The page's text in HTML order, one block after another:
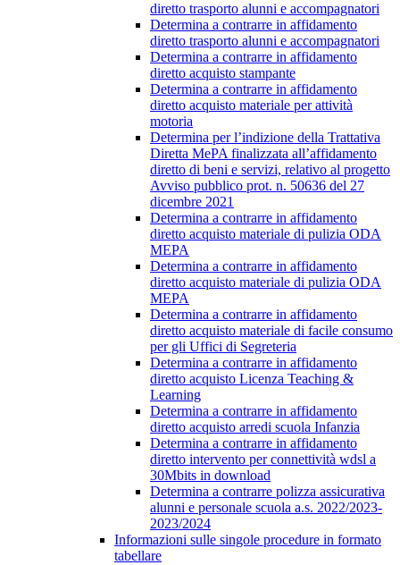
diretto trasporto alunni e accompagnatori
Determina a contrarre in affidamento
diretto trasporto alunni e accompagnatori
Determina a contrarre in affidamento
diretto acquisto stampante
Determina a contrarre in affidamento
diretto acquisto materiale per attività
motoria
Determina per l’indizione della Trattativa
Diretta MePA finalizzata all’affidamento
diretto di beni e servizi, relativo al progetto
Avviso pubblico prot. n. 50636 del 27
dicembre 2021
Determina a contrarre in affidamento
diretto acquisto materiale di pulizia ODA
MEPA
Determina a contrarre in affidamento
diretto acquisto materiale di pulizia ODA
MEPA
Determina a contrarre in affidamento
diretto acquisto materiale di facile consumo
per gli Uffici di Segreteria
Determina a contrarre in affidamento
diretto acquisto Licenza Teaching &
Learning
Determina a contrarre in affidamento
diretto acquisto arredi scuola Infanzia
Determina a contrarre in affidamento
diretto intervento per connettività wdsl a
30Mbits in download
Determina a contrarre polizza assicurativa
alunni e personale scuola a.s. 2022/2023-
2023/2024
Informazioni sulle singole procedure in formato
tabellare